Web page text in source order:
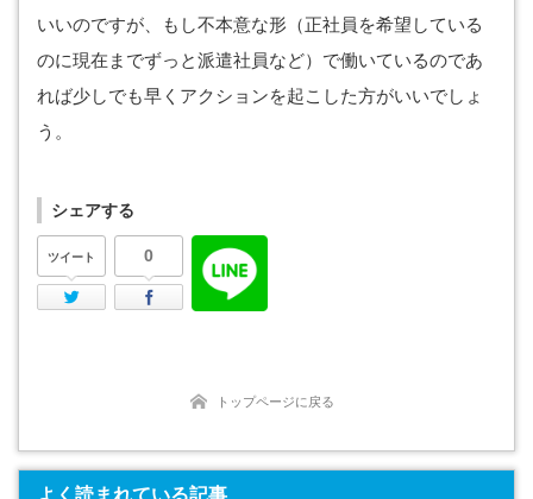
いいのですが、もし不本意な形（正社員を希望している
のに現在までずっと派遣社員など）で働いているのであ
れば少しでも早くアクションを起こした方がいいでしょ
う。
シェアする
ツイート
Twitter
0
Facebook
トップページに戻る